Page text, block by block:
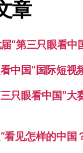
章
“第三只眼看中
中国”国际短
只眼看中国”
看见怎样的中